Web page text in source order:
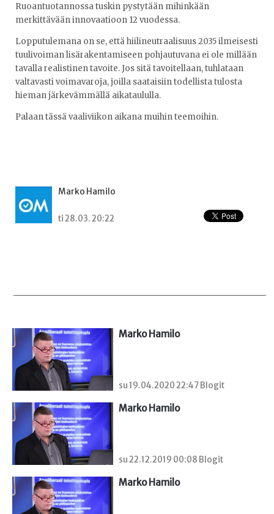
Ruoantuotannossa tuskin pystytään mihinkään
merkittävään innovaatioon 12 vuodessa.
Lopputulemana on se, että hiilineutraalisuus 2035 ilmeisesti
tuulivoiman lisärakentamiseen pohjautuvana ei ole millään
tavalla realistinen tavoite. Jos sitä tavoitellaan, tuhlataan
valtavasti voimavaroja, joilla saataisiin todellista tulosta
hieman järkevämmällä aikataululla.
Palaan tässä vaaliviikon aikana muihin teemoihin.
Marko Hamilo
ti 28.03. 20:22
Marko Hamilo
su 19.04.2020 22:47 Blogit
Marko Hamilo
su 22.12.2019 00:08 Blogit
Marko Hamilo